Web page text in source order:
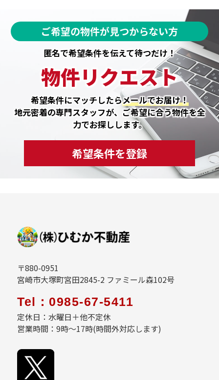
ご希望の物件が見つからない方
匿名で希望条件を伝えて待つだけ！
物件リクエスト
希望条件にマッチしたらメールでお届け！
地元密着の専門スタッフが、ご希望に合う物件を全
力でお探しします。
希望条件を登録
〒880-0951
宮崎市大塚町宮田2845-2 ファミール森102号
Tel：0985-67-5411
定休日：水曜日＋他不定休
営業時間：9時～17時(時間外対応します)